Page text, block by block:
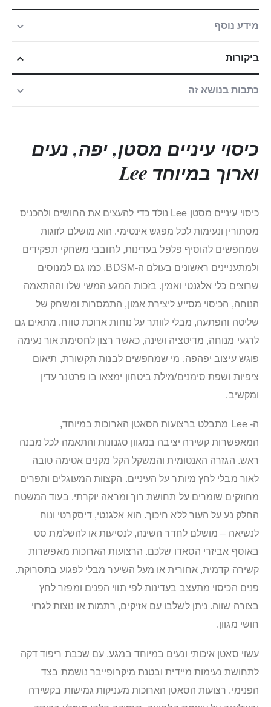
מידע נוסף
ביקורות
כתבות בנושא זה
כיסוי עיניים מסטן, יפה, נעים
וארוך במיוחד Lee
כיסוי עיניים מסטן Lee נולד כדי להעצים את החושים ולהכניס
מסתורין ונעימות לכל מפגש אינטימי. הוא מושלם לזוגות
שמחפשים להוסיף פלפל בעדינות, לחובבי משחקי תפקידים
ולמתעניינים ראשונים בעולם ה-BDSM, כמו גם למנוסים
שרוצים כלי אלגנטי ואמין. בזכות המגע המשי שלו וההתאמה
הנוחה, הכיסוי מסייע ליצירת אמון, התמסרות ומשחק של
שליטה והפתעה, מבלי לוותר על נוחות ארוכת טווח. מתאים גם
לרגעי מנוחה, מדיטציה ושינה, כאשר רצון לחסימת אור נעימה
פוגש עיצוב יפהפה. מי שמחפשים לבנות תקשורת, תיאום
ציפיות ושפת סימנים/מילת ביטחון ימצאו בו פרטנר עדין
ומקשיב.
ה- Lee מתבלט ברצועות הסאטן הארוכות במיוחד,
המאפשרות קשירה יציבה במגוון סגנונות והתאמה לכל מבנה
ראש. הגזרה האנטומית והמשקל הקל מקנים אטימה טובה
לאור מבלי לחץ מיותר על העיניים. הקצוות המעוגלים ותפרים
מחוזקים שומרים על תחושת רוך ומראה יוקרתי, בעוד המשטח
החלק נע על העור ללא חיכוך. הוא אלגנטי, דיסקרטי ונוח
לנשיאה – מושלם לחדר השינה, לנסיעות או להשלמת סט
באוסף אביזרי הסאדו שלכם. הרצועות הארוכות מאפשרות
קשירה קדמית, אחורית או מעל השיער מבלי לפגוע בתסרוקת.
פנים הכיסוי מתעצב בעדינות לפי תווי הפנים ומפזר לחץ
בצורה שווה. ניתן לשלבו עם אזיקים, רתמות או נוצות לגרוי
חושי מגוון.
עשוי סאטן איכותי ונעים במיוחד במגע, עם שכבת ריפוד דקה
לתחושת נעימות מיידית ובטנת מיקרופייבר נושמת בצד
הפנימי. רצועות הסאטן הארוכות מעניקות גמישות בקשירה